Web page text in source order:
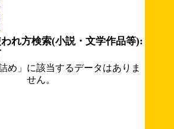
れ方検索(小説・文学作品等):
め」に該当するデータはありま
せん。